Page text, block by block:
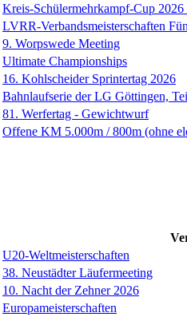
Kreis-Schülermehrkampf-Cup 2026
LVRR-Verbandsmeisterschaften
9. Worpswede Meeting
Ultimate Championships
16. Kohlscheider Sprintertag 2026
Bahnlaufserie der LG Göttingen,
81. Werfertag - Gewichtwurf
Offene KM 5.000m / 800m (ohne
U20-Weltmeisterschaften
38. Neustädter Läufermeeting
10. Nacht der Zehner 2026
Europameisterschaften